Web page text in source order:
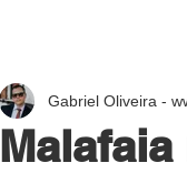
Gabriel Oliveira -